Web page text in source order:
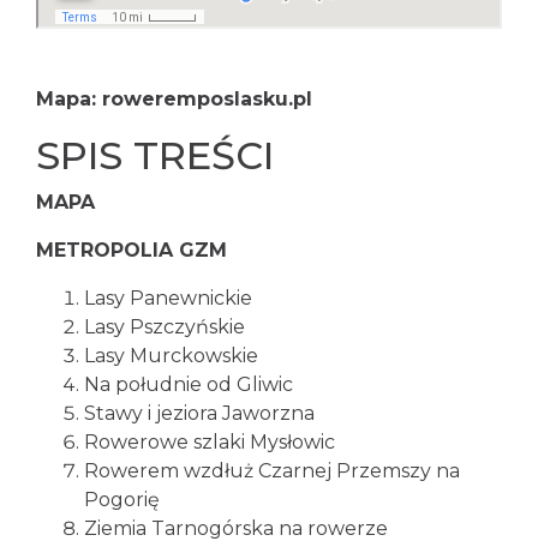
Mapa: roweremposlasku.pl
SPIS TREŚCI
MAPA
METROPOLIA GZM
Lasy Panewnickie
Lasy Pszczyńskie
Lasy Murckowskie
Na południe od Gliwic
Stawy i jeziora Jaworzna
Rowerowe szlaki Mysłowic
Rowerem wzdłuż Czarnej Przemszy na
Pogorię
Ziemia Tarnogórska na rowerze